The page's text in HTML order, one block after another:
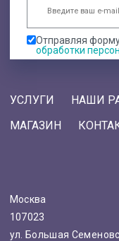
Отправляя
обработки
УСЛУГИ НАШИ
МАГАЗИН
Москва
107023
ул. Большая